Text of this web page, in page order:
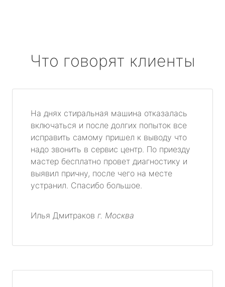
Что говорят клиенты
На днях стиральная машина отказалась
включаться и после долгих попыток все
исправить самому пришел к выводу что
надо звонить в сервис центр. По приезду
мастер бесплатно провет диагностику и
выявил причну, после чего на месте
устранил. Спасибо большое.
Илья Дмитраков г. Москва